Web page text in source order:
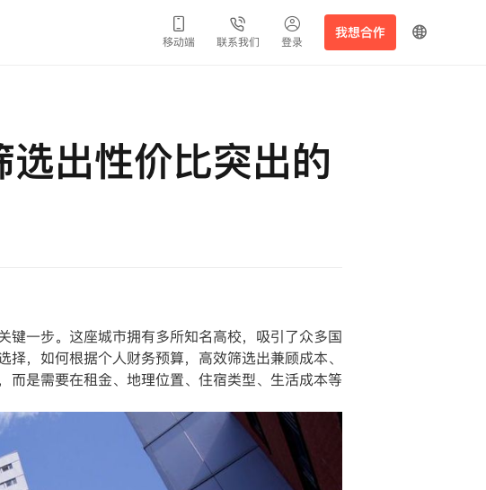
移动端 联系我们 登录
我想合作
出性价比突出的
一步。这座城市拥有多所知名高校，吸引了众多国
，如何根据个人财务预算，高效筛选出兼顾成本、
是需要在租金、地理位置、住宿类型、生活成本等